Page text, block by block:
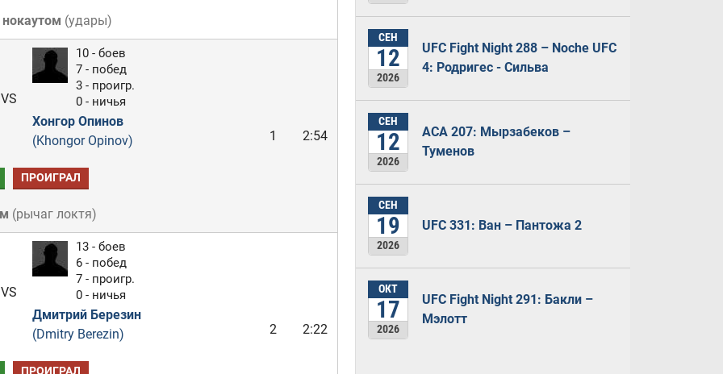
(удары)
VS
10 - боев
7 - побед
3 - проигр.
0 - ничья
Хонгор Опинов
(Khongor Opinov)
1 2:54
ПРОИГРАЛ
(рычаг локтя)
VS
13 - боев
6 - побед
7 - проигр.
0 - ничья
Дмитрий Березин
(Dmitry Berezin)
2 2:22
ПРОИГРАЛ
СЕН
12
2026
UFC Fight Night 288 – Noche UFC
4: Родригес - Сильва
СЕН
12
2026
ACA 207: Мырзабеков –
Туменов
СЕН
19
2026
UFC 331: Ван – Пантожа 2
ОКТ
17
2026
UFC Fight Night 291: Бакли –
Мэлотт